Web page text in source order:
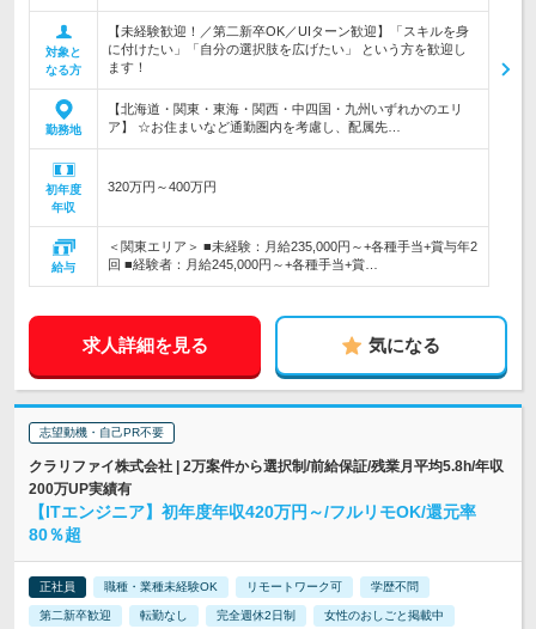
対象と
なる方
【未経験歓迎！／第二新卒OK／UIターン歓迎】「スキルを身
に付けたい」「自分の選択肢を広げたい」 という方を歓迎し
ます！
勤務地
【北海道・関東・東海・関西・中四国・九州いずれかのエリ
ア】 ☆お住まいなど通勤圏内を考慮し、配属先…
初年度
年収
320万円～400万円
給与
＜関東エリア＞ ■未経験：月給235,000円～+各種手当+賞与年2
回 ■経験者：月給245,000円～+各種手当+賞…
求人詳細を見る 気になる
志望動機・自己PR不要
クラリファイ株式会社 | 2万案件から選択制/前給保証/残業月平均5.8h/年収
200万UP実績有
【ITエンジニア】初年度年収420万円～/フルリモOK/還元率
80％超
正社員 職種・業種未経験OK リモートワーク可 学歴不問
第二新卒歓迎 転勤なし 完全週休2日制 女性のおしごと掲載中